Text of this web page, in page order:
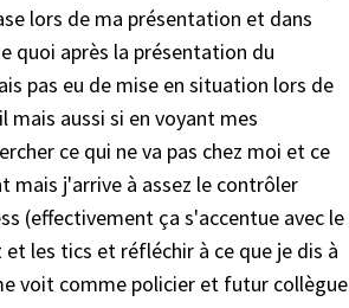
lors de ma présentation et dans
quoi après la présentation du
pas eu de mise en situation lors de
aussi si en voyant mes
ce qui ne va pas chez moi et ce
mais j'arrive à assez le contrôler
(effectivement ça s'accentue avec le
les tics et réfléchir à ce que je dis à
voit comme policier et futur collègue